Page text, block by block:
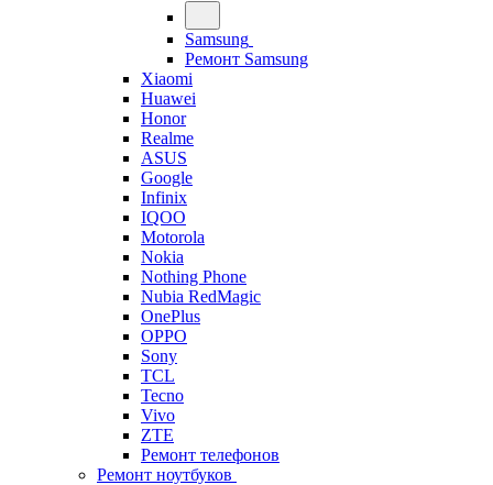
Samsung
Ремонт Samsung
Xiaomi
Huawei
Honor
Realme
ASUS
Google
Infinix
IQOO
Motorola
Nokia
Nothing Phone
Nubia RedMagic
OnePlus
OPPO
Sony
TCL
Tecno
Vivo
ZTE
Ремонт телефонов
Ремонт ноутбуков